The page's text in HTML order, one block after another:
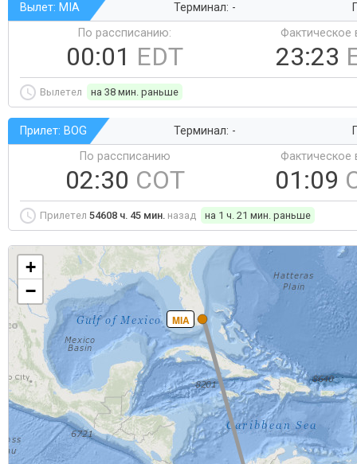
Вылет: MIA Терминал: -
По рассписанию:
00:01 EDT
Фактическое
23:23
Вылетел на 38 мин. раньше
Прилет: BOG Терминал: -
По рассписанию
02:30 COT
Фактическое
01:09
Прилетел 54608 ч. 45 мин. назад на 1 ч. 21 мин. раньше
MIA
+
−